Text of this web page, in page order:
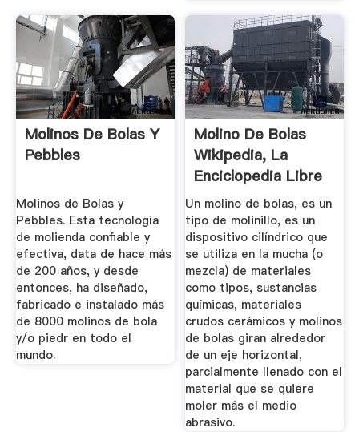
Molinos De Bolas Y
Pebbles
Molinos de Bolas y
Pebbles. Esta tecnología
de molienda confiable y
efectiva, data de hace más
de 200 años, y desde
entonces, ha diseñado,
fabricado e instalado más
de 8000 molinos de bola
y/o piedr en todo el
mundo.
Molino De Bolas
Wikipedia, La
Enciclopedia Libre
Un molino de bolas, es un
tipo de molinillo, es un
dispositivo cilíndrico que
se utiliza en la mucha (o
mezcla) de materiales
como tipos, sustancias
químicas, materiales
crudos cerámicos y molinos
de bolas giran alrededor
de un eje horizontal,
parcialmente llenado con el
material que se quiere
moler más el medio
abrasivo.